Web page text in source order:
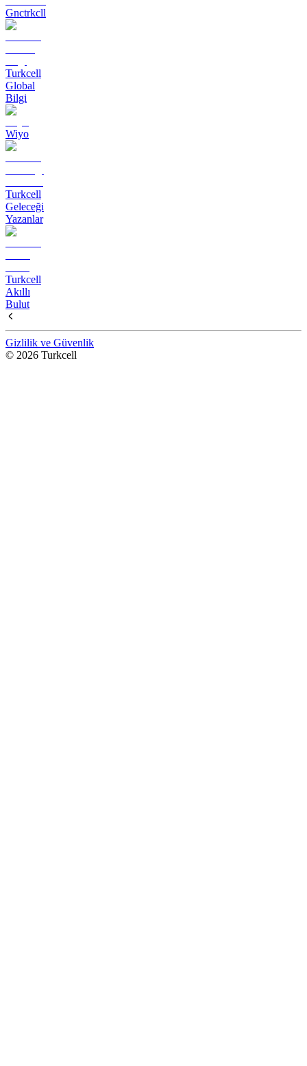
Gnctrkcll
Turkcell
Global
Bilgi
Wiyo
Turkcell
Geleceği
Yazanlar
Turkcell
Akıllı
Bulut
Gizlilik ve Güvenlik
© 2026 Turkcell